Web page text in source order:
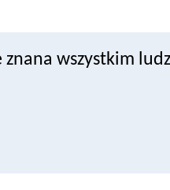
wszystkim